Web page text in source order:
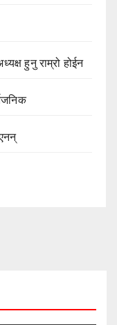
हुनु राम्रो होईन